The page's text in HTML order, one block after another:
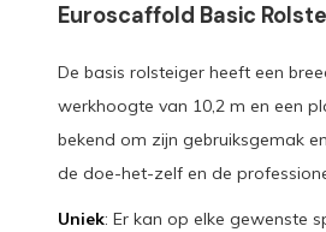
Euroscaffold Basic
De basis rolsteiger heeft een
werkhoogte van 10,2 m en een
bekend om zijn gebruiksgemak
de doe-het-zelf en de
Uniek: Er kan op elke gewenste